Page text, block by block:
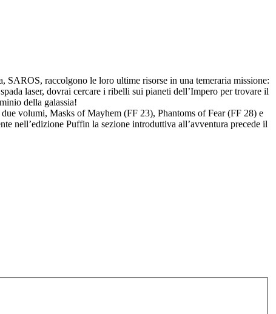
SAROS, raccolgono le loro ultime risorse in una temeraria missione:
laser, dovrai cercare i ribelli sui pianeti dell’Impero per trovare il
della galassia!
volumi, Masks of Mayhem (FF 23), Phantoms of Fear (FF 28) e
nell’edizione Puffin la sezione introduttiva all’avventura precede il